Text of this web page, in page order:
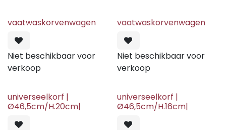
vaatwaskorvenwagen
Niet beschikbaar voor
verkoop
vaatwaskorvenwagen
Niet beschikbaar voor
verkoop
universeelkorf |
Ø46,5cm/H.20cm|
universeelkorf |
Ø46,5cm/H.16cm|